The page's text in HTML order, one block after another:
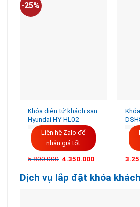
-25%
Khóa điện tử khách sạn
Hyundai HY-HL02
Liên hệ Zalo để
nhận giá tốt
5.800.000 4.350.000
Dịch vụ lắp đặt khóa